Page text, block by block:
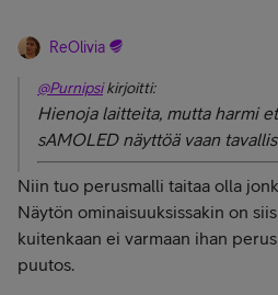
ReOlivia
@Purnipsikirjoitti:
Hienoja laitteita, mutta harmi
sAMOLED näyttöä vaan
Niin tuo perusmalli taitaa olla
Näytön ominaisuuksissakin on
kuitenkaan ei varmaan ihan
puutos.